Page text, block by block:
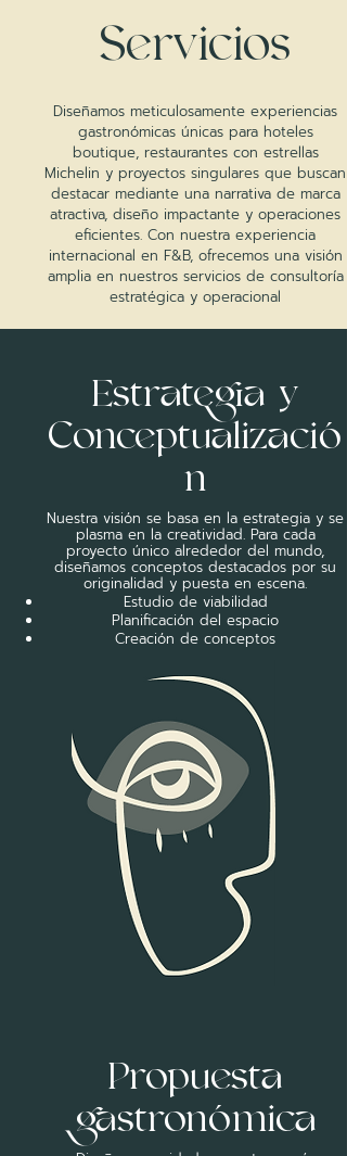
Servicios
Diseñamos meticulosamente experiencias
gastronómicas únicas para hoteles
boutique, restaurantes con estrellas
Michelin y proyectos singulares que buscan
destacar mediante una narrativa de marca
atractiva, diseño impactante y operaciones
eficientes. Con nuestra experiencia
internacional en F&B, ofrecemos una visión
amplia en nuestros servicios de consultoría
estratégica y operacional
Estrategia y
Conceptualizació
n
Nuestra visión se basa en la estrategia y se
plasma en la creatividad. Para cada
proyecto único alrededor del mundo,
diseñamos conceptos destacados por su
originalidad y puesta en escena.
Estudio de viabilidad
Planificación del espacio
Creación de conceptos
Propuesta
gastronómica